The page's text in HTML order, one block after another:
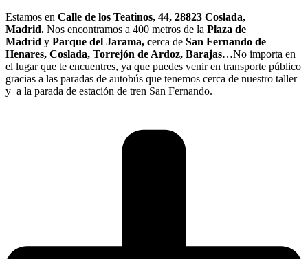
Estamos en Calle de los Teatinos, 44, 28823 Coslada,
Madrid. Nos encontramos a 400 metros de la Plaza de
Madrid y Parque del Jarama, cerca de San Fernando de
Henares, Coslada, Torrejón de Ardoz, Barajas…No importa en
el lugar que te encuentres, ya que puedes venir en transporte público
gracias a las paradas de autobús que tenemos cerca de nuestro taller
y a la parada de estación de tren San Fernando.